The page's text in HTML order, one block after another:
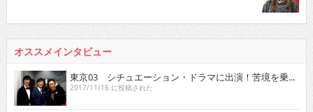
オススメインタビュー
東京03 シチュエーション・ドラマに出演！苦境を乗...
2017/11/16 に投稿された